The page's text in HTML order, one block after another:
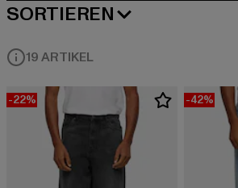
SORTIEREN
BELIEBTESTE
19 ARTIKEL
-22% -42%